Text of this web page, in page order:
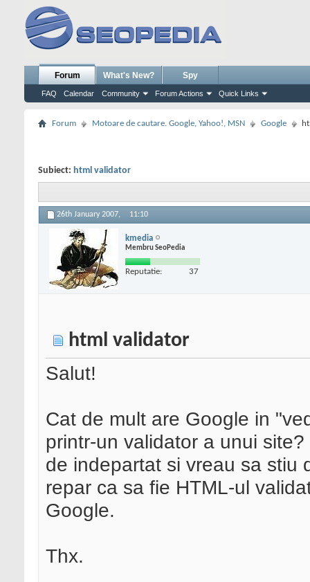
Forum
FAQ Calendar Community Forum Actions Quick Links
What's New? Spy
Forum Motoare de cautare. Google, Yahoo!, MSN Google
Subiect: html validator
26th January 2007, 11:10
kmedia
Membru SeoPedia
Reputatie: 37
html validator
Salut!
Cat de mult are Google in
printr-un validator a unui
de indepartat si vreau sa stiu
repar ca sa fie HTML-ul
Google.
Thx.